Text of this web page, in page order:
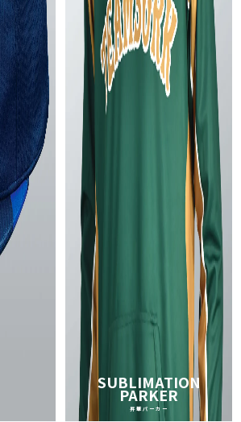
SUBLIMATION
PARKER
昇華パーカー